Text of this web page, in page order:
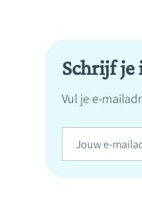
Schrijf je
Vul je e-